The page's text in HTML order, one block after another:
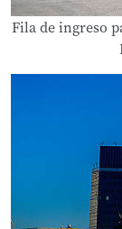
Fila de ingreso